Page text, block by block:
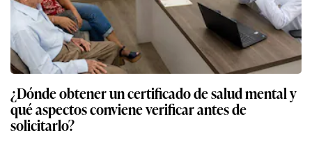
¿Dónde obtener un certificado de salud mental y
qué aspectos conviene verificar antes de
solicitarlo?